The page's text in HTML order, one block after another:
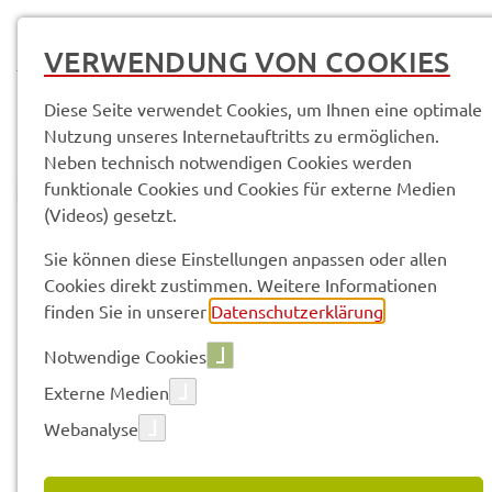
Vorle­sen
VERWENDUNG VON COOKIES
Diese Seite verwendet Cookies, um Ihnen eine optimale
Nutzung unseres Internetauftritts zu ermöglichen.
Neben technisch notwendigen Cookies werden
funktionale Cookies und Cookies für externe Medien
(Videos) gesetzt.
Sie können diese Einstellungen anpassen oder allen
Cookies direkt zustimmen. Weitere Informationen
finden Sie in unserer Datenschutzerklärung
Notwendige Cookies
Externe Medien
Webanalyse